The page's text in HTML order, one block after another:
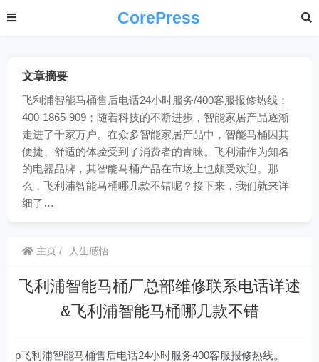
CorePress
文章摘要
飞利浦智能马桶售后电话24小时服务/400客服报修热线：
400-1865-909；随着科技的不断进步，智能家居产品逐渐
走进了千家万户。在众多智能家居产品中，智能马桶因其
便捷、舒适的体验受到了消费者的青睐。飞利浦作为知名
的电器品牌，其智能马桶产品在市场上也颇受欢迎。那
么，飞利浦智能马桶哪几款不错呢？接下来，我们就来详
细了…
主页 人生感悟
飞利浦智能马桶厂总部维修联系电话详述
&飞利浦智能马桶哪几款不错
p飞利浦智能马桶售后电话24小时服务400客服报修热线。